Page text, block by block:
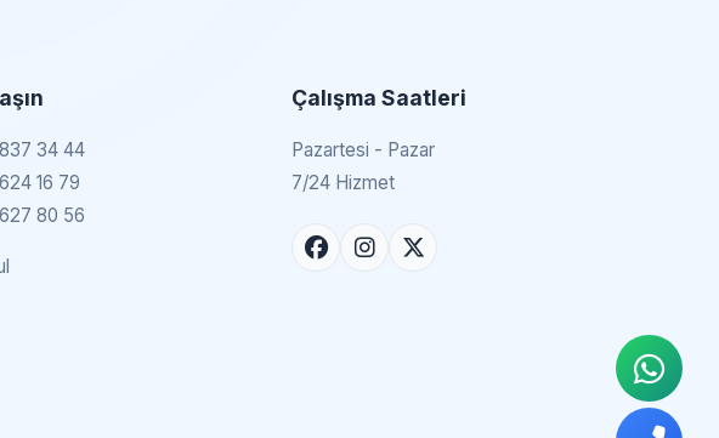
34 44
16 79
80 56
Çalışma Saatleri
Pazartesi - Pazar
7/24 Hizmet